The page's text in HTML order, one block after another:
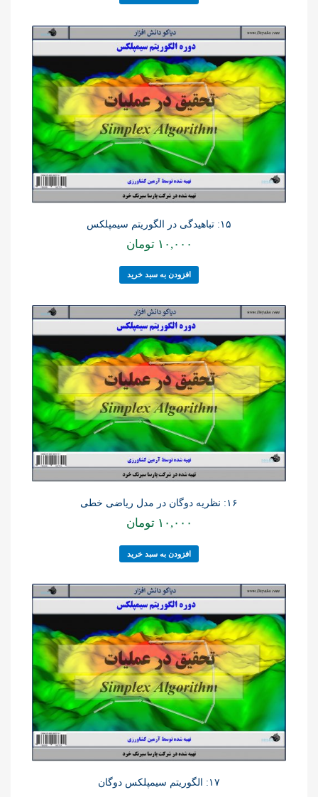
۱۵: تباهیدگی در الگوریتم سیمپلکس
۱۰,۰۰۰ تومان
افزودن به سبد خرید
۱۶: نظریه دوگان در مدل ریاضی خطی
۱۰,۰۰۰ تومان
افزودن به سبد خرید
۱۷: الگوریتم سیمپلکس دوگان